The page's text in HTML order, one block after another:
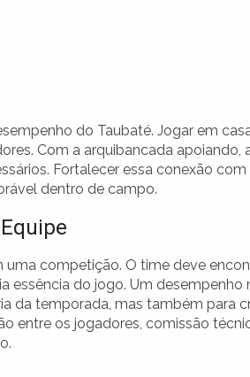
do Taubaté. Jogar em
Com a arquibancada apoiando,
Fortalecer essa conexão
dentro de campo.
competição. O time deve
essência do jogo. Um
da temporada, mas também para
entre os jogadores, comissão